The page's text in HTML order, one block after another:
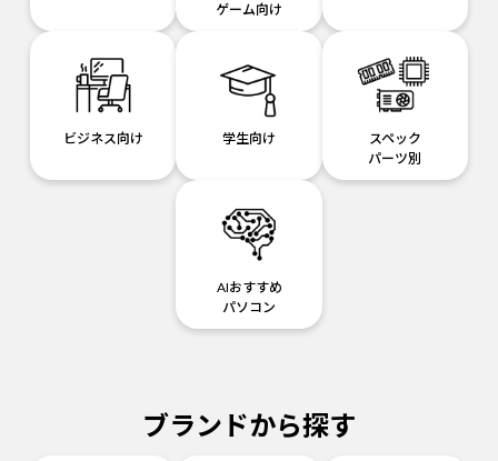
ゲーム向け
ビジネス向け 学生向け
スペック
パーツ別
AIおすすめ
パソコン
ブランドから探す